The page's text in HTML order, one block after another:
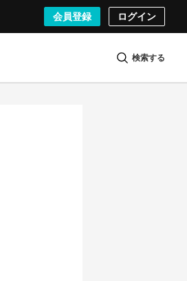
会員登録 ログイン
検索する